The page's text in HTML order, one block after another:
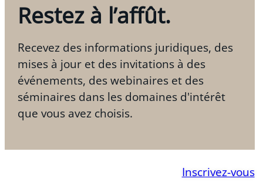
Restez à l’affût.
Recevez des informations juridiques, des
mises à jour et des invitations à des
événements, des webinaires et des
séminaires dans les domaines d'intérêt
que vous avez choisis.
Inscrivez-vous